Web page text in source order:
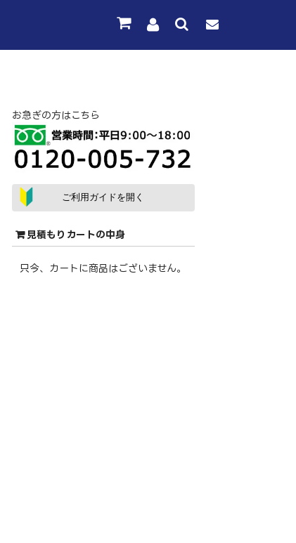
お急ぎの方はこちら
ご利用ガイドを開く
見積もりカートの中身
只今、カートに商品はございません。